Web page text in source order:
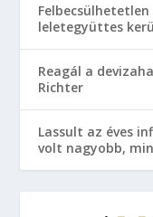
leletegyüttes
Reagál a
Richter
Lassult az éves
volt nagyobb,